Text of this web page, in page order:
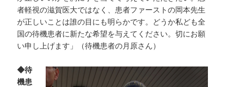
者軽視の滋賀医大ではなく、患者ファーストの岡本先生
が正しいことは誰の目にも明らかです。どうか私ども全
国の待機患者に新たな希望を与えてください。切にお願
い申し上げます」（待機患者の月原さん）
◆待
機患